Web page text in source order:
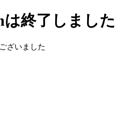
は終了しました
ざいました